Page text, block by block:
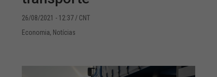
26/08/2021 - 12:37/ CNT
Economia, Notícias